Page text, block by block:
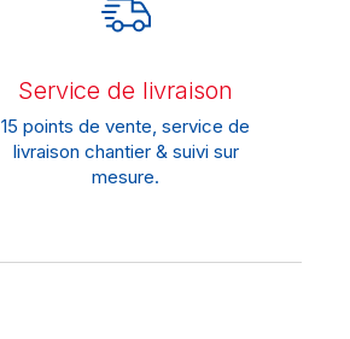
Service de livraison
15 points de vente, service de
livraison chantier & suivi sur
mesure.